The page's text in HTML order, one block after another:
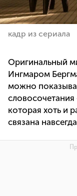
кадр из сериала
Оригинальный
Ингмаром
можно
которая хоть и
связана